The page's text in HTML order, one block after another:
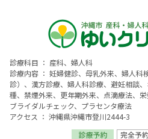
診療科目 ： 産科、婦人科
診療内容 ： 妊婦健診、母乳外来、婦人科
診）、漢方診療、婦人科診療、避妊相談
種、禁煙外来、更年期外来、点滴療法、
ブライダルチェック、プラセンタ療法
アクセス ： 沖縄県沖縄市登川2444-3